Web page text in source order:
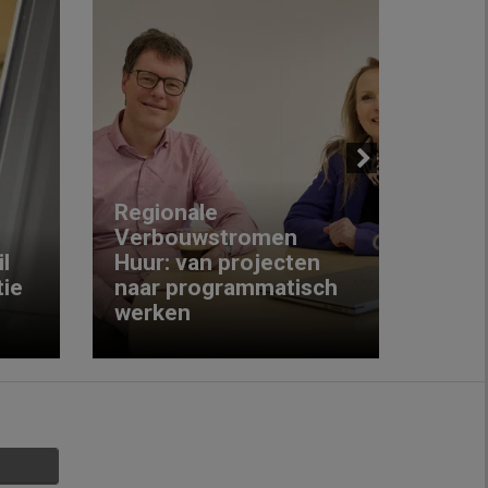
Regionale
Verbouwstromen
Huur: van projecten
naar programmatisch
werken
Next